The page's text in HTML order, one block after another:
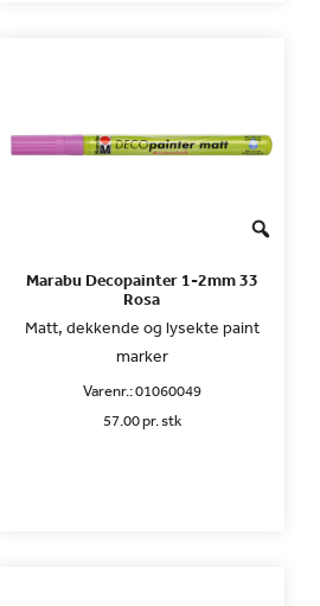
Marabu Decopainter 1-2mm 33
Rosa
Matt, dekkende og lysekte paint
marker
Varenr.:01060049
57.00 pr. stk